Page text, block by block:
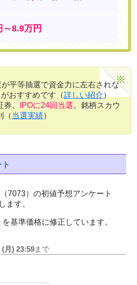
～8.9万円
が平等抽選で資金力に左右されな
がおすすめです（詳しい紹介）
。
IPOに24回当選。銘柄スカウ
（当選実績）
7073）の初値予想アンケート
ます。
基準価格に修正しています。
(月) 23:59まで